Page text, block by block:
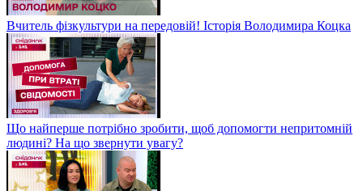
Вчитель фізкультури на передовій! Історія Володимира Коцка
Що найперше потрібно зробити, щоб допомогти непритомній
людині? На що звернути увагу?